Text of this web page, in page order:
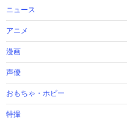
ニュース
アニメ
漫画
声優
おもちゃ・ホビー
特撮